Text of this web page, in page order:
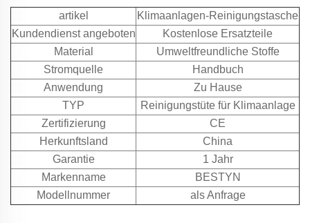
artikel
Klimaanlagen-Reinigungstasche
Kundendienst angeboten
Kostenlose Ersatzteile
Material
Umweltfreundliche Stoffe
Stromquelle
Handbuch
Anwendung
Zu Hause
TYP
Reinigungstüte für Klimaanlage
Zertifizierung
CE
Herkunftsland
China
Garantie
1 Jahr
Markenname
BESTYN
Modellnummer
als Anfrage